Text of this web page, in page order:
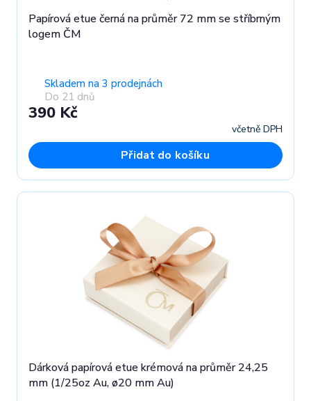
Papírová etue černá na průměr 72 mm se stříbrným
logem ČM
Skladem na 3 prodejnách
Do 21 dnů
390 Kč
včetně DPH
Přidat do košíku
Dárková papírová etue krémová na průměr 24,25
mm (1/25oz Au, ø20 mm Au)